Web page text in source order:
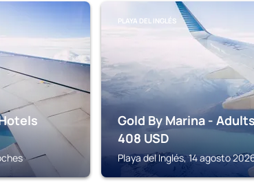
PLAYA DEL INGLÉS
Gold By Marina -
408 USD
Playa del Inglés, 14 agosto